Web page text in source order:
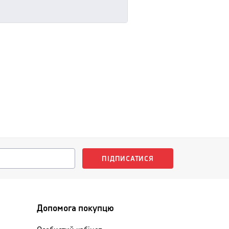
ПІДПИСАТИСЯ
Допомога покупцю